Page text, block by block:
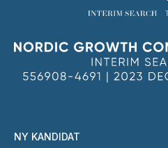
NY KANDIDAT